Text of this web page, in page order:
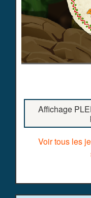
Affichage
Voir tous les